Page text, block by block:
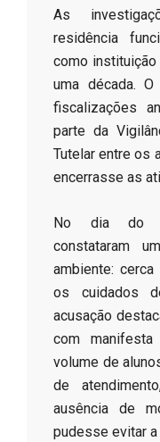
​As
residência
como
uma década.
fiscalizações
parte da
Tutelar entre os
encerrasse as
​No dia do
constataram
ambiente:
os cuidados
acusação
com
volume de
de
ausência de
pudesse evitar a